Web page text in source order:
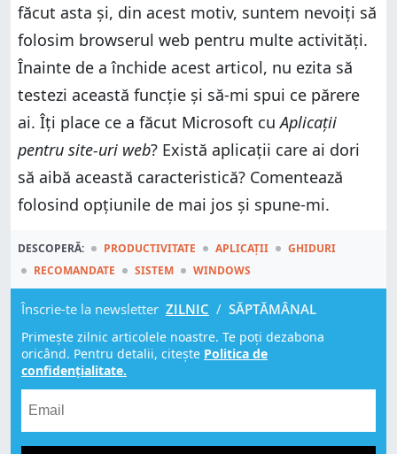
făcut asta și, din acest motiv, suntem nevoiți să
folosim browserul web pentru multe activități.
Înainte de a închide acest articol, nu ezita să
testezi această funcție și să-mi spui ce părere
ai. Îți place ce a făcut Microsoft cuAplicații
pentru site-uri web? Există aplicații care ai dori
să aibă această caracteristică? Comentează
folosind opțiunile de mai jos și spune-mi.
DESCOPERĂ: PRODUCTIVITATE APLICAȚII
GHIDURI
RECOMANDATE
SISTEM WINDOWS
Înscrie-te la newsletter ZILNIC / SĂPTĂMÂNAL
Primește zilnic articolele noastre. Te poți dezabona
oricând. Pentru detalii, citește Politica de
confidențialitate.